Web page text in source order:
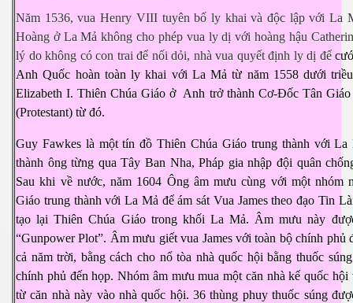
Năm 1536, vua Henry VIII tuyên bố ly khai và độc lập với La
Hoàng ở La Mả không cho phép vua ly dị với hoàng hậu
lý do không có con trai để nối dỏi, nhà vua quyết định ly dị để
Anh Quốc hoàn toàn ly khai với La Mả từ năm 1558 dưới
Elizabeth I. Thiên Chúa Giáo ở Anh trở thành Cơ-Đốc Tân
(Protestant) từ đó.
Guy Fawkes là một tín đồ Thiên Chúa Giáo trung thành với
thành ông từng qua Tây Ban Nha, Pháp gia nhập đội quân
Sau khi về nước, năm 1604 Ông âm mưu cùng với một nhóm
Giáo trung thành với La Mả để ám sát Vua James theo đạo Tin
tạo lại Thiên Chúa Giáo trong khối La Mả. Âm mưu này
“Gunpower Plot”. Âm mưu giết vua James với toàn bộ chính phủ
cả năm trời, bằng cách cho nổ tòa nhà quốc hội bằng thuốc
chính phủ đến họp. Nhóm âm mưu mua một căn nhà kế quốc hội
từ căn nhà này vào nhà quốc hội. 36 thùng phuy thuốc súng